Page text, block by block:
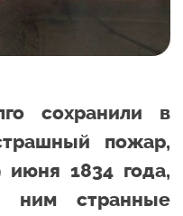
сохранили в
пожар,
июня 1834 года,
странные